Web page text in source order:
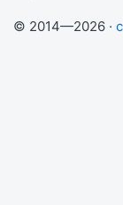
© 2014—2026 ·